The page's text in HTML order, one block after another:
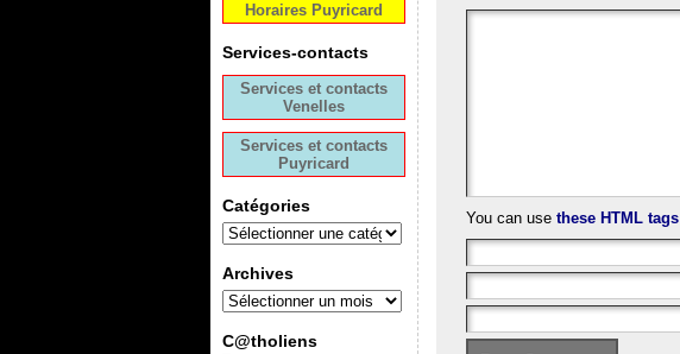
Horaires Puyricard
Services-contacts
Services et contacts
Venelles
Services et contacts
Puyricard
Catégories
Archives
C@tholiens
You can use these HTML tags